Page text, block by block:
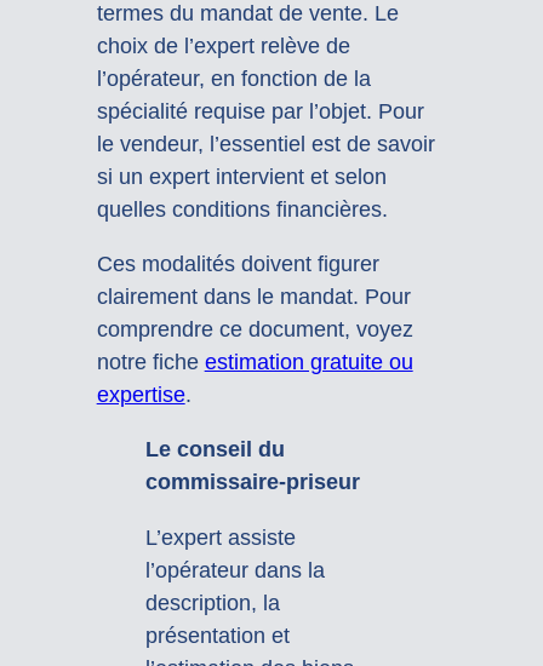
termes du mandat de vente. Le
choix de l’expert relève de
l’opérateur, en fonction de la
spécialité requise par l’objet. Pour
le vendeur, l’essentiel est de savoir
si un expert intervient et selon
quelles conditions financières.
Ces modalités doivent figurer
clairement dans le mandat. Pour
comprendre ce document, voyez
notre fiche estimation gratuite ou
expertise.
Le conseil du
commissaire-priseur
L’expert assiste
l’opérateur dans la
description, la
présentation et